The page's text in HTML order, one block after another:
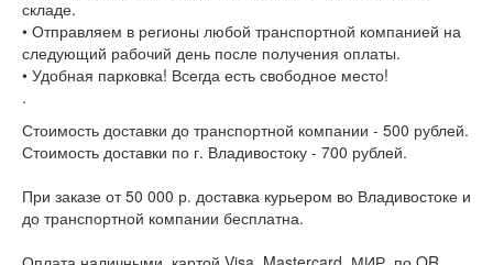
складе.
• Отправляем в регионы любой транспортной компанией на
следующий рабочий день после получения оплаты.
• Удобная парковка! Всегда есть свободное место!
.
Стоимость доставки до транспортной компании - 500 рублей.
Стоимость доставки по г. Владивостоку - 700 рублей.
При заказе от 50 000 р. доставка курьером во Владивостоке и
до транспортной компании бесплатна.